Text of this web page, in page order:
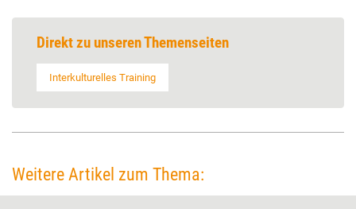
Direkt zu unseren Themenseiten
Interkulturelles Training
Weitere Artikel zum Thema: